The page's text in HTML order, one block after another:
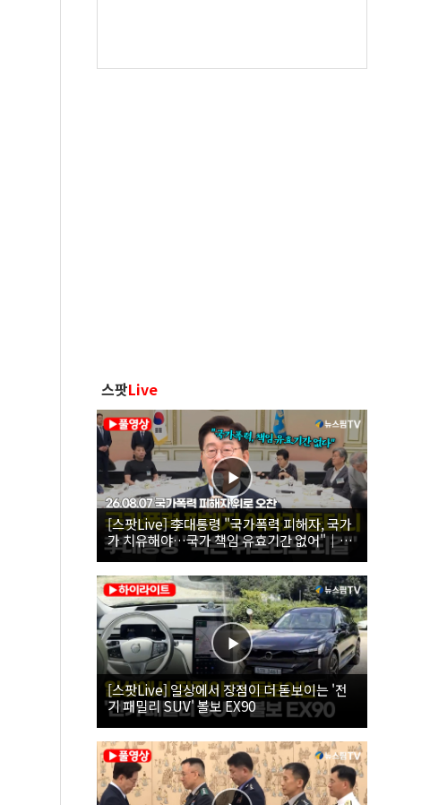
스팟Live
[스팟Live] 李대통령 "국가폭력 피해자, 국가
가 치유해야…국가 책임 유효기간 없어"｜
26.08.07 국가폭력 피해자 위로 오찬
[스팟Live] 일상에서 장점이 더 돋보이는 '전
기 패밀리 SUV' 볼보 EX90